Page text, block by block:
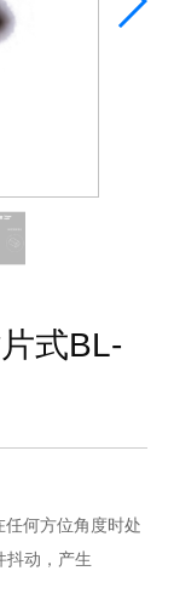
式BL-
何方位角度时处
抖动，产生